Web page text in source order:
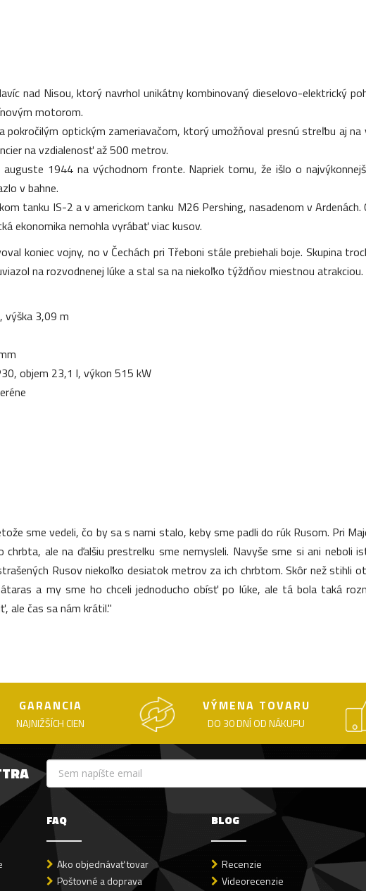
nad Nisou, ktorý navrhol unikátny kombinovaný dieselovo-elektrický
motorom.
optickým zameriavačom, ktorý umožňoval presnú streľbu aj
na vzdialenosť až 500 metrov.
1944 na východnom fronte. Napriek tomu, že išlo o
v bahne.
tanku IS-2 a v americkom tanku M26 Pershing, nasadenom v
ekonomika nemohla vyrábať viac kusov.
koniec vojny, no v Čechách pri Třeboni stále prebiehali boje. Skupina
na rozvodnenej lúke a stal sa na niekoľko týždňov miestnou atrakciou.
výška 3,09 m
objem 23,1 l, výkon 515 kW
sme vedeli, čo by sa s nami stalo, keby sme padli do rúk Rusom. Pri
chrbta, ale na ďalšiu prestrelku sme nemysleli. Navyše sme si ani neboli
Rusov niekoľko desiatok metrov za ich chrbtom. Skôr než stihli
a my sme ho chceli jednoducho obísť po lúke, ale tá bola taká
ale čas sa nám krátil."
GARANCIA
NAJNIŽŠÍCH CIEN
VÝMENA TOVARU
DO 30 DNÍ OD NÁKUPU
FAQ
Ako objednávať tovar
Poštovné a doprava
BLOG
Recenzie
Videorecenzie